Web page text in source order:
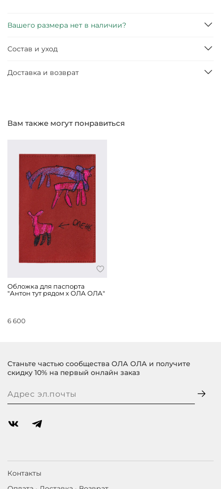
Вашего размера нет в наличии?
Состав и уход
Доставка и возврат
Вам также могут понравиться
Обложка для паспорта
"Антон тут рядом х ОЛА ОЛА"
6 600
Контакты
Станьте частью сообщества ОЛА ОЛА и получите
скидку 10% на первый онлайн заказ